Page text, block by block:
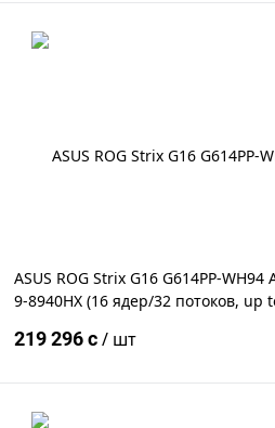
ASUS ROG Strix G16 G614PP-WH94
9-8940HX (16 ядер/32 потоков, up
Vision HDR, 300nits, 48GB DDR5-
219 296 c/ шт